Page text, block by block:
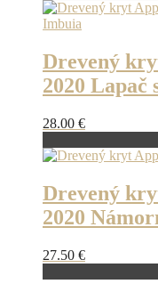
Drevený
2020 Lapač
28.00 €
Drevený
2020
27.50 €